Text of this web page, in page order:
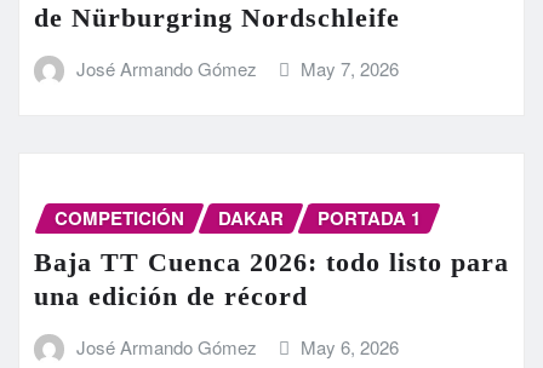
de Nürburgring Nordschleife
José Armando Gómez May 7, 2026
COMPETICIÓN DAKAR PORTADA 1
Baja TT Cuenca 2026: todo listo para
una edición de récord
José Armando Gómez May 6, 2026